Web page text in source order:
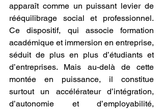
apparaît comme un puissant levier de
rééquilibrage social et professionnel.
Ce dispositif, qui associe formation
académique et immersion en entreprise,
séduit de plus en plus d’étudiants et
d’entreprises. Mais au-delà de cette
montée en puissance, il constitue
surtout un accélérateur d’intégration,
d’autonomie et d’employabilité,